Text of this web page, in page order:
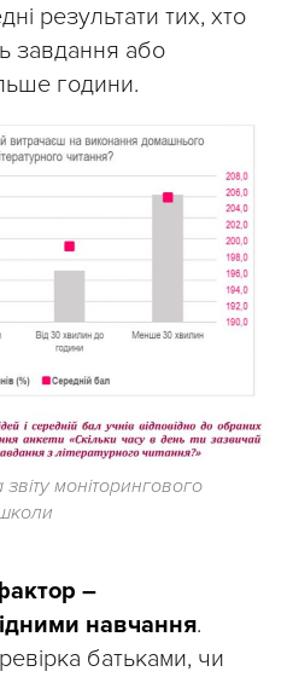
результати тих, хто
завдання або
години.
моніторингового
–
навчання.
батьками, чи